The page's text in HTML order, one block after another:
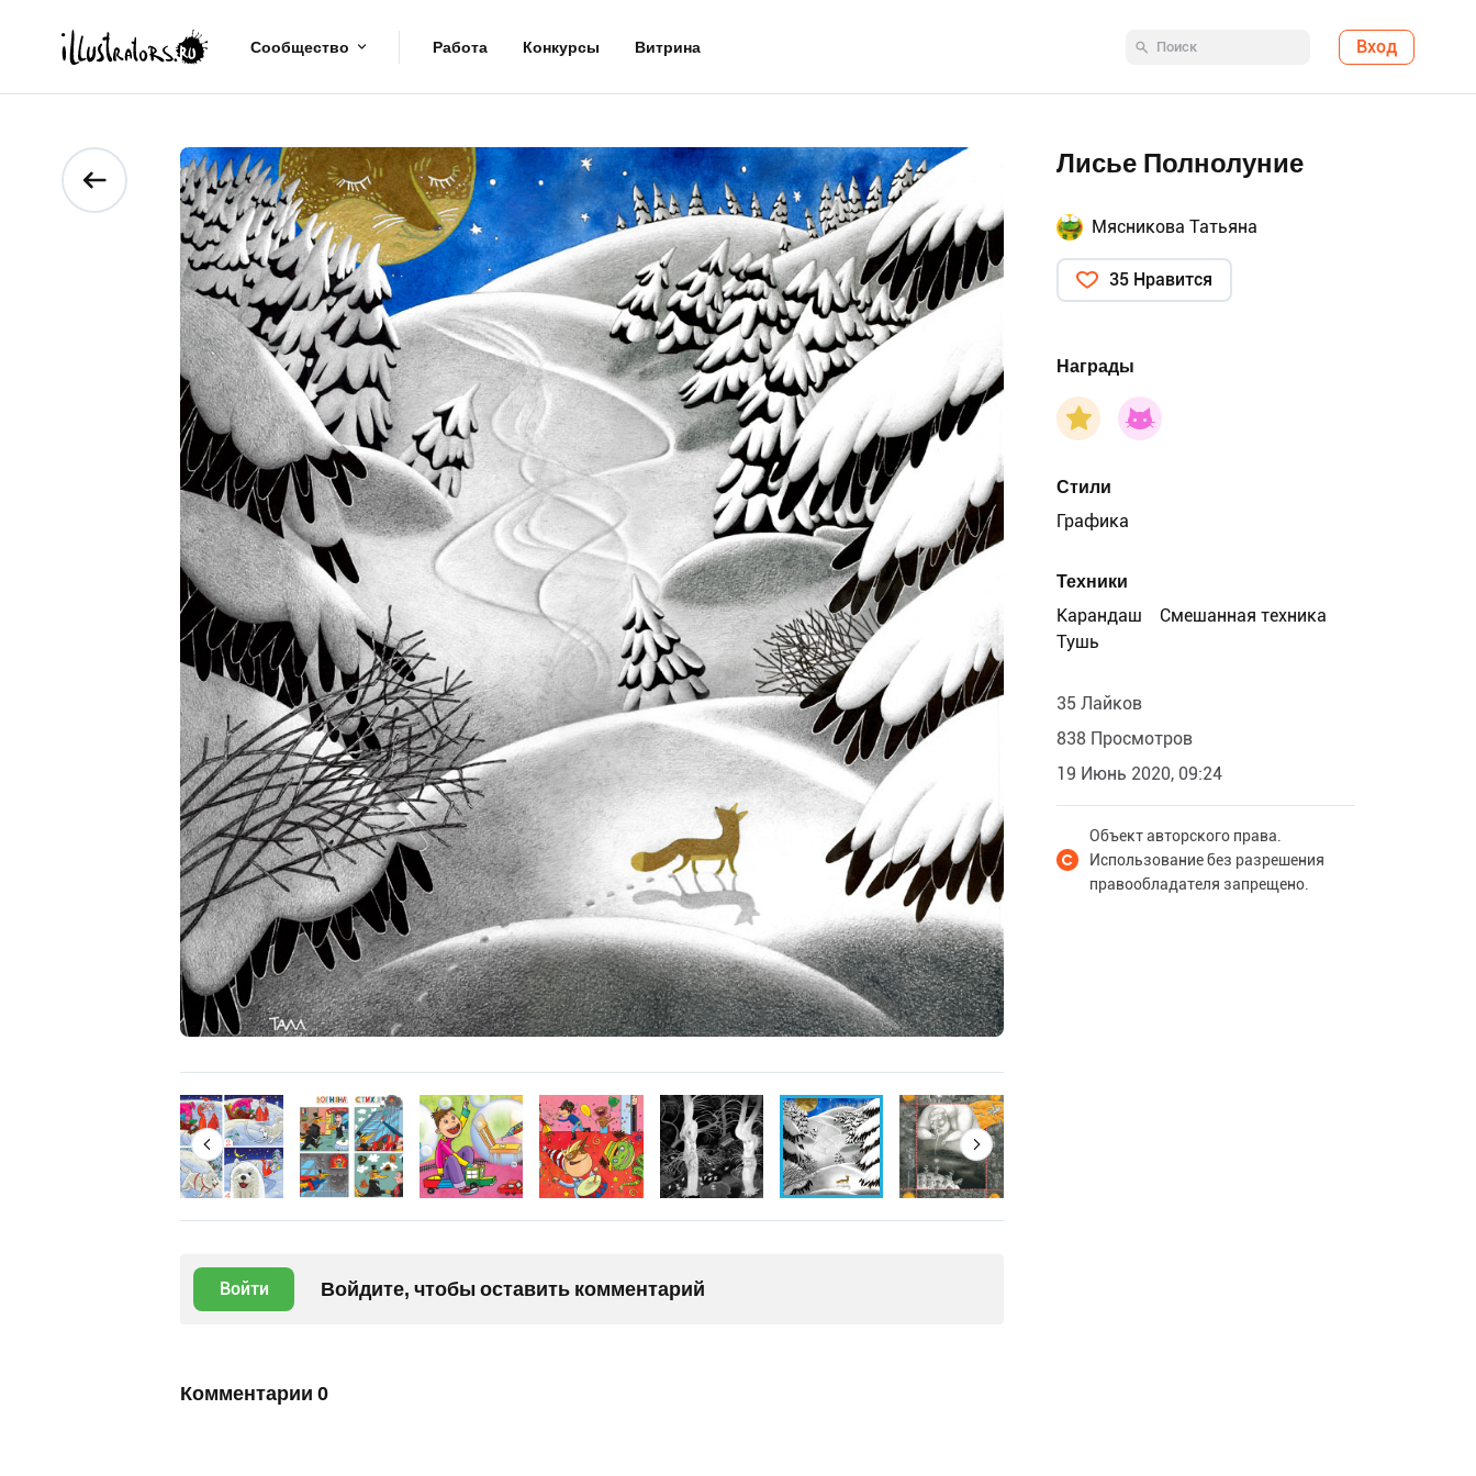
Сообщество Работа Конкурсы Витрина Вход
Войти Войдите, чтобы оставить комментарий
Комментарии 0
Лисье Полнолуние
Мясникова Татьяна
35 Нравится
Награды
Стили
Графика
Техники
Карандаш
Смешанная техника
Тушь
35 Лайков
838 Просмотров
19 Июнь 2020, 09:24
Объект авторского права.
Использование без разрешения
правообладателя запрещено.